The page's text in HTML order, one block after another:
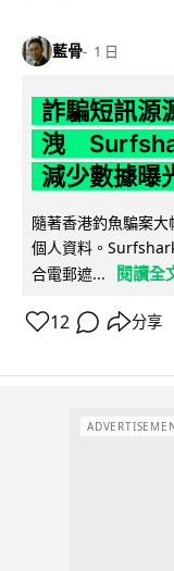
藍骨 1 日
詐騙短訊源
洩
減少數據曝
隨著香港釣魚騙案
個人資料。
合電郵遮...
閱讀全
12 分享